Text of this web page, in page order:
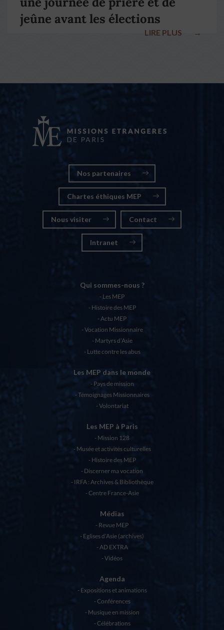
jeûne avant les élections
LIRE PLUS →
Nos partenaires
Chartes éthiques MEP
Nous visiter Contact
Intranet
Qui sommes-nous ?
Les MEP
Histoire des MEP
Actu MEP
Vocation Missionnaire
Martyrs d’Asie
Lutte contre les abus
Les MEP dans le monde
Pays de mission
Témoignages Missionnaires
Volontariat
Les MEP à Paris
Mission 128
Musée et activités culturelles
Histoire des MEP
Discerner ma vocation
IRFA : Archives & Bibliothèque
Centre France-Asie
Médias
Revue MEP
Eglises d’Asie (archives)
AD EXTRA
Vidéos
Agenda
Expositions et animations
Conférences
Musique en mission
Célébrations